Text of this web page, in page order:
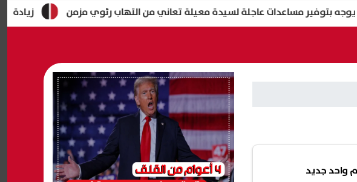
زيادة احتياطي مساعدات عاجلة لسيدة معيلة تعاني من التهاب رئوي مزمن